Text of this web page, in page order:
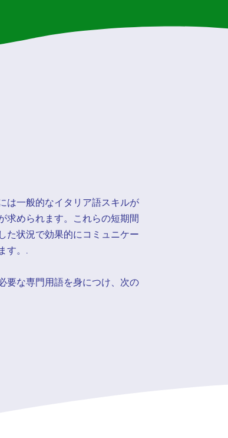
は一般的なイタリア語スキルが
求められます。これらの短期間
た状況で効果的にコミュニケー
す。.
要な専門用語を身につけ、次の